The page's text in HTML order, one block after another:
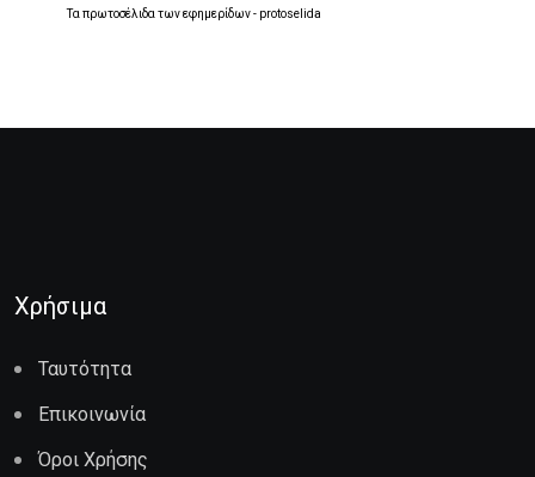
Τα πρωτοσέλιδα τωνεφημερίδων- protoselida
Χρήσιμα
Ταυτότητα
Επικοινωνία
Όροι Χρήσης